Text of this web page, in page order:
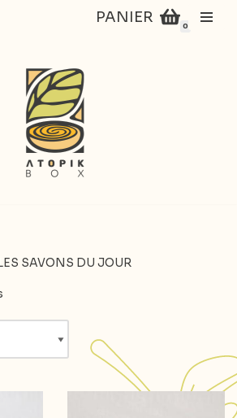
PANIER
0
SAVONS DU JOUR